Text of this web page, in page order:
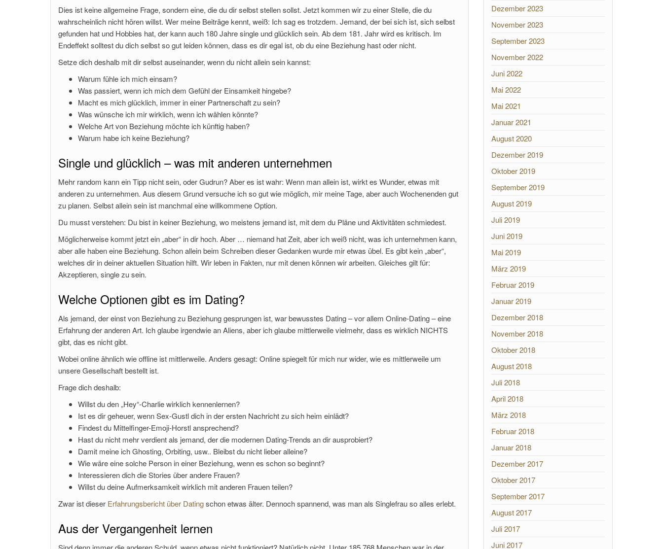
Dies ist keine allgemeine Frage, sondern eine, die du dir selbst stellen sollst. Jetzt kommen wir zu einer Stelle, die du
wahrscheinlich nicht hören willst. Wer meine Beiträge kennt, weiß: Ich sag es trotzdem. Jemand, der bei sich ist, sich selbst
gefunden hat und Hobbies hat, der kann auch 180 Jahre single und glücklich sein. Ab dem 181. Jahr wird es kritisch. Im
Endeffekt solltest du dich selbst so gut leiden können, dass es dir egal ist, ob du eine Beziehung hast oder nicht.
Setze dich deshalb mit dir selbst auseinander, wenn du nicht allein sein kannst:
Warum fühle ich mich einsam?
Was passiert, wenn ich mich dem Gefühl der Einsamkeit hingebe?
Macht es mich glücklich, immer in einer Partnerschaft zu sein?
Was wünsche ich mir wirklich, wenn ich wählen könnte?
Welche Art von Beziehung möchte ich künftig haben?
Warum habe ich keine Beziehung?
Single und glücklich – was mit anderen unternehmen
Mehr random kann ein Tipp nicht sein, oder Gudrun? Aber es ist wahr: Wenn man allein ist, wirkt es Wunder, etwas mit
anderen zu unternehmen. Aus diesem Grund versuche ich so gut wie möglich, mir meine Tage, aber auch Wochenenden gut
zu planen. Selbst allein sein ist manchmal eine willkommene Option.
Du musst verstehen: Du bist in keiner Beziehung, wo meistens jemand ist, mit dem du Pläne und Aktivitäten schmiedest.
Möglicherweise kommt jetzt ein „aber“ in dir hoch. Aber … niemand hat Zeit, aber ich weiß nicht, was ich unternehmen kann,
aber alle haben eine Beziehung. Schon allein beim Schreiben dieser Gedanken wurde mir etwas übel. Es gibt kein „aber“,
welches dir in deiner aktuellen Situation hilft. Wir leben in Fakten, nur mit denen können wir arbeiten. Gleiches gilt für:
Akzeptieren, single zu sein.
Welche Optionen gibt es im Dating?
Als jemand, der einst von Beziehung zu Beziehung gesprungen ist, war bewusstes Dating – vor allem Online-Dating – eine
Erfahrung der anderen Art. Ich glaube irgendwie an Aliens, aber ich glaube mittlerweile vielmehr, dass es wirklich NICHTS
gibt, das es nicht gibt.
Wobei online ähnlich wie offline ist mittlerweile. Anders gesagt: Online spiegelt für mich nur wider, wie es mittlerweile um
unsere Gesellschaft bestellt ist.
Frage dich deshalb:
Willst du den „Hey“-Charlie wirklich kennenlernen?
Ist es dir geheuer, wenn Sex-Gustl dich in der ersten Nachricht zu sich heim einlädt?
Findest du Mittelfinger-Emoji-Horstl ansprechend?
Hast du nicht mehr verdient als jemand, der die modernen Dating-Trends an dir ausprobiert?
Damit meine ich Ghosting, Orbiting, usw.. Bleibst du nicht lieber alleine?
Wie wäre eine solche Person in einer Beziehung, wenn es schon so beginnt?
Interessieren dich die Stories über andere Frauen?
Willst du deine Aufmerksamkeit wirklich mit anderen Frauen teilen?
Zwar ist dieser Erfahrungsbericht über Datingschon etwas älter. Dennoch spannend, was man als Singlefrau so alles erlebt.
Aus der Vergangenheit lernen
Dezember 2023
November 2023
September 2023
November 2022
Juni 2022
Mai 2022
Mai 2021
Januar 2021
August 2020
Dezember 2019
Oktober 2019
September 2019
August 2019
Juli 2019
Juni 2019
Mai 2019
März 2019
Februar 2019
Januar 2019
Dezember 2018
November 2018
Oktober 2018
August 2018
Juli 2018
April 2018
März 2018
Februar 2018
Januar 2018
Dezember 2017
Oktober 2017
September 2017
August 2017
Juli 2017
Juni 2017